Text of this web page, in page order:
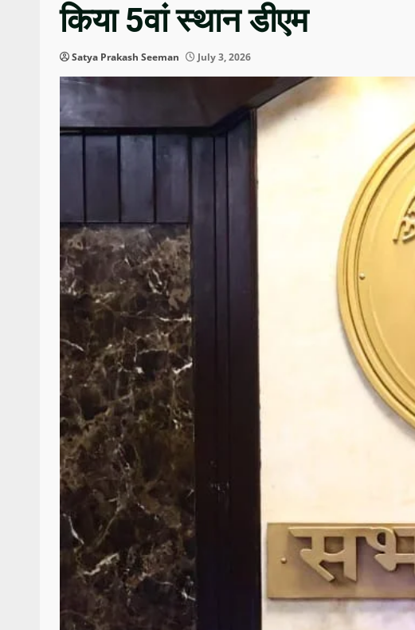
किया 5वां स्थान डीएम
Satya Prakash Seeman July 3, 2026